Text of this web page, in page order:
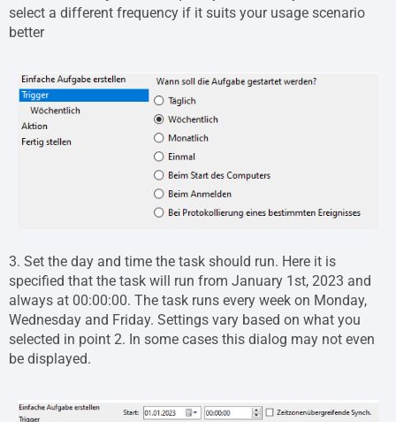
select a different frequency if it suits your usage scenario
better
3. Set the day and time the task should run. Here it is
specified that the task will run from January 1st, 2023 and
always at 00:00:00. The task runs every week on Monday,
Wednesday and Friday. Settings vary based on what you
selected in point 2. In some cases this dialog may not even
be displayed.